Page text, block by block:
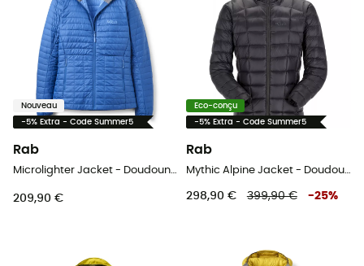
Nouveau
-5% Extra - Code Summer5
Rab
209,90 €
Eco-conçu
-5% Extra - Code Summer5
Rab
298,90 € 399,90 € -25%